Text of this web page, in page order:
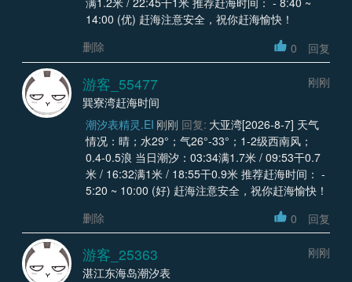
14:00 (优) 赶海注意安全，祝你赶海愉快！
删除
0 回复
游客_55477
刚刚
巽寮湾赶海时间
潮汐表精灵.EI 刚刚 回复: 大亚湾[2026-8-7] 天气
情况：晴；水29°；气26°-33°；1-2级西南风；
0.4-0.5浪 当日潮汐：03:34满1.7米 / 09:53干0.7
米 / 16:32满1米 / 18:55干0.9米 推荐赶海时间： -
5:20 ~ 10:00 (好) 赶海注意安全，祝你赶海愉快！
删除
0 回复
游客_25363
刚刚
湛江东海岛潮汐表